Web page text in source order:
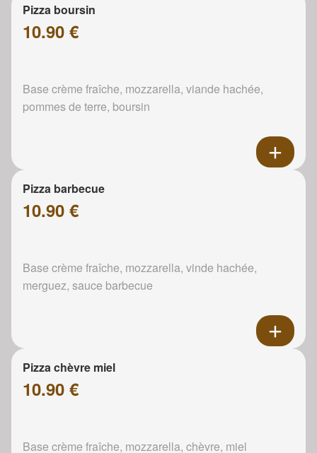
Pizza boursin
10.90 €
Base crème fraîche, mozzarella, viande hachée,
pommes de terre, boursin
Pizza barbecue
10.90 €
Base crème fraîche, mozzarella, vinde hachée,
merguez, sauce barbecue
Pizza chèvre miel
10.90 €
Base crème fraîche, mozzarella, chèvre, miel